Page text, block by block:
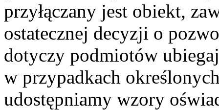
przyłączany jest obiekt,
ostatecznej decyzji o
dotyczy podmiotów
w przypadkach
udostępniamy wzory